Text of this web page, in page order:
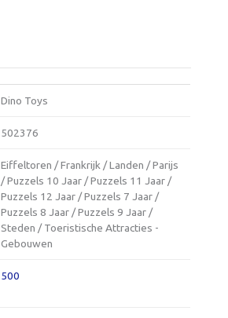
Dino Toys
502376
Eiffeltoren / Frankrijk / Landen / Parijs
/ Puzzels 10 Jaar / Puzzels 11 Jaar /
Puzzels 12 Jaar / Puzzels 7 Jaar /
Puzzels 8 Jaar / Puzzels 9 Jaar /
Steden / Toeristische Attracties -
Gebouwen
500